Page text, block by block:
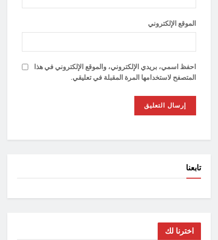
الموقع الإلكتروني
احفظ اسمي، بريدي الإلكتروني، والموقع الإلكتروني في هذا
المتصفح لاستخدامها المرة المقبلة في تعليقي.
تابعنا
اخترنا لك